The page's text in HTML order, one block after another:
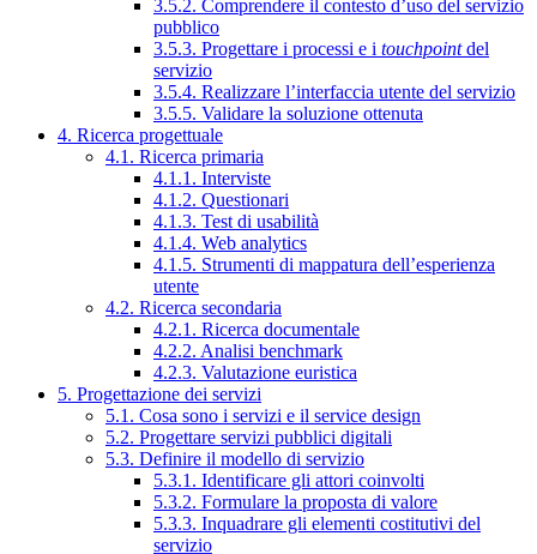
3.5.2. Comprendere il contesto d’uso del servizio
pubblico
3.5.3. Progettare i processi e i touchpointdel
servizio
3.5.4. Realizzare l’interfaccia utente del servizio
3.5.5. Validare la soluzione ottenuta
4. Ricerca progettuale
4.1. Ricerca primaria
4.1.1. Interviste
4.1.2. Questionari
4.1.3. Test di usabilità
4.1.4. Web analytics
4.1.5. Strumenti di mappatura dell’esperienza
utente
4.2. Ricerca secondaria
4.2.1. Ricerca documentale
4.2.2. Analisi benchmark
4.2.3. Valutazione euristica
5. Progettazione dei servizi
5.1. Cosa sono i servizi e il service design
5.2. Progettare servizi pubblici digitali
5.3. Definire il modello di servizio
5.3.1. Identificare gli attori coinvolti
5.3.2. Formulare la proposta di valore
5.3.3. Inquadrare gli elementi costitutivi del
servizio